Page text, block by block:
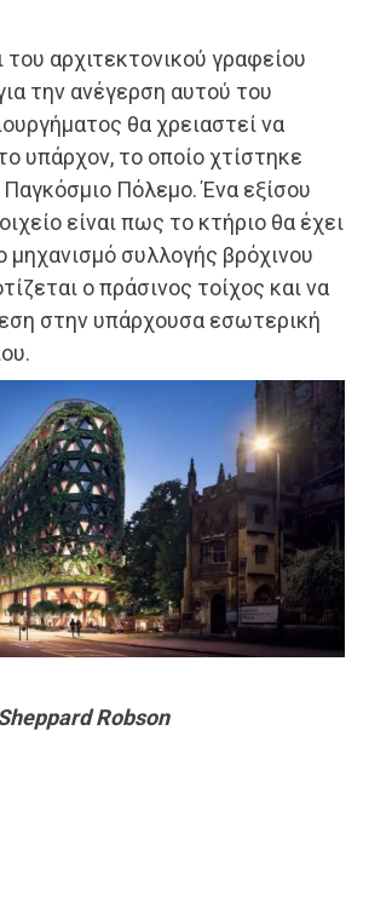
αρχιτεκτονικού γραφείου
την ανέγερση αυτού του
θα χρειαστεί να
υπάρχον, το οποίο χτίστηκε
Παγκόσμιο Πόλεμο. Ένα εξίσου
είναι πως το κτήριο θα έχει
συλλογής βρόχινου
ο πράσινος τοίχος και να
στην υπάρχουσα εσωτερική
Robson